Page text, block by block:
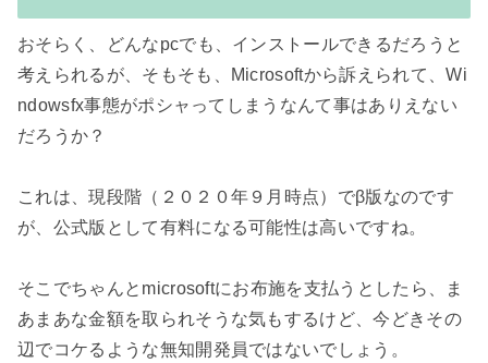
おそらく、どんなpcでも、インストールできるだろうと
考えられるが、そもそも、Microsoftから訴えられて、Wi
ndowsfx事態がポシャってしまうなんて事はありえない
だろうか？
これは、現段階（２０２０年９月時点）でβ版なのです
が、公式版として有料になる可能性は高いですね。
そこでちゃんとmicrosoftにお布施を支払うとしたら、ま
あまあな金額を取られそうな気もするけど、今どきその
辺でコケるような無知開発員ではないでしょう。